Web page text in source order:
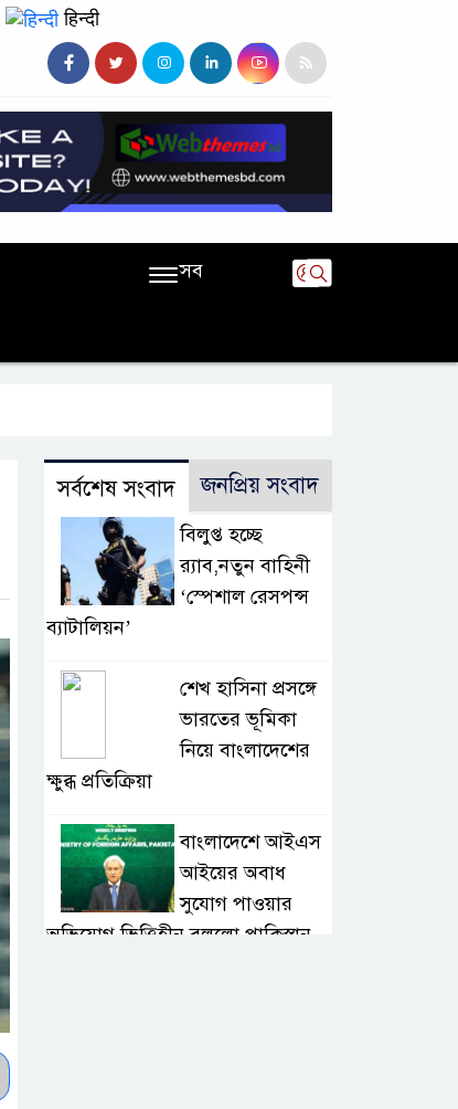
हिन्दी
সব
সর্বশেষ সংবাদ জনপ্রিয় সংবাদ
বিলুপ্ত হচ্ছে
র‍্যাব,নতুন বাহিনী
‘স্পেশাল রেসপন্স
ব্যাটালিয়ন’
শেখ হাসিনা প্রসঙ্গে
ভারতের ভূমিকা
নিয়ে বাংলাদেশের
ক্ষুব্ধ প্রতিক্রিয়া
বাংলাদেশে আইএস
আইয়ের অবাধ
সুযোগ পাওয়ার
অভিযোগ ভিত্তিহীন বললো পাকিস্তান